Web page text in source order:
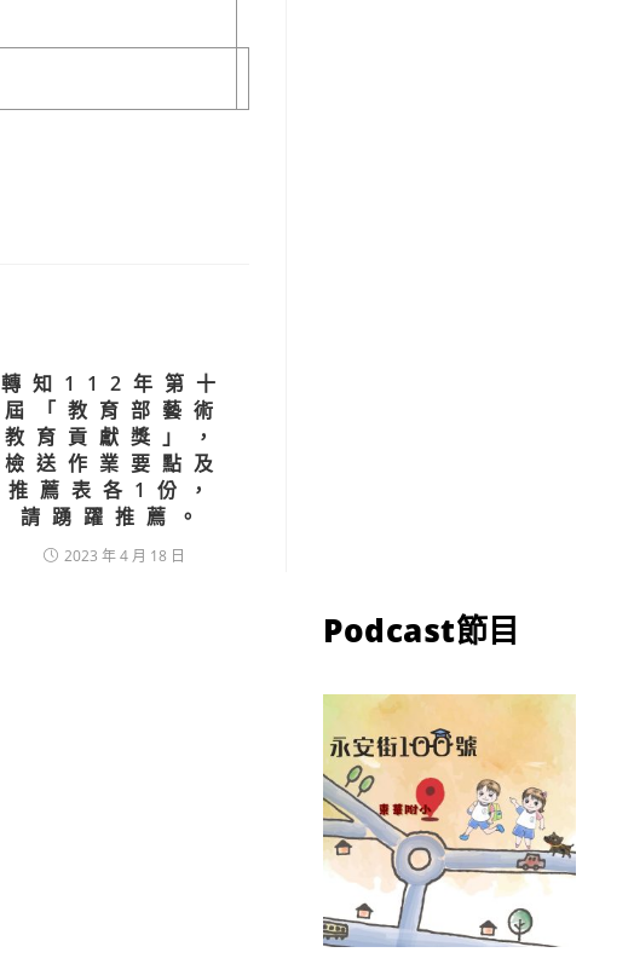
轉知112年第十
屆「教育部藝術
教育貢獻獎」，
檢送作業要點及
推薦表各1份，
請踴躍推薦。
2023 年 4 月 18 日
Podcast節目